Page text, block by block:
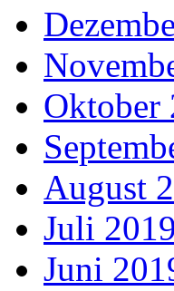
Oktober
August
Juli 2019
Juni